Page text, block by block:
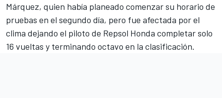
Márquez, quien había planeado comenzar su horario de
pruebas en el segundo día, pero fue afectada por el
clima dejando el piloto de Repsol Honda completar solo
16 vueltas y terminando octavo en la clasificación.